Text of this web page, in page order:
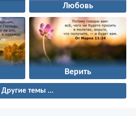
Любовь
Верить
Другие темы ...